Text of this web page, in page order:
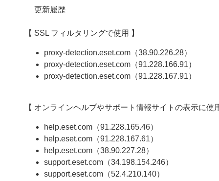
更新履歴
【 SSL フィルタリングで使用 】
proxy-detection.eset.com（38.90.226.28）
proxy-detection.eset.com（91.228.166.91）
proxy-detection.eset.com（91.228.167.91）
【 オンラインヘルプやサポート情報サイトの表示に使
help.eset.com（91.228.165.46）
help.eset.com（91.228.167.61）
help.eset.com（38.90.227.28）
support.eset.com（34.198.154.246）
support.eset.com（52.4.210.140）